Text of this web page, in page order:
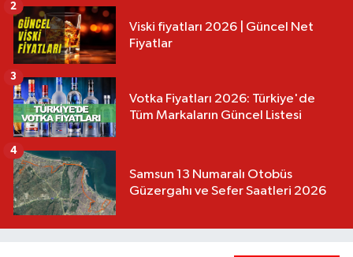
Viski fiyatları 2026 | Güncel Net
Fiyatlar
2
Votka Fiyatları 2026: Türkiye'de
Tüm Markaların Güncel Listesi
3
Samsun 13 Numaralı Otobüs
Güzergahı ve Sefer Saatleri 2026
4